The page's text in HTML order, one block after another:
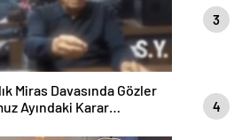
Miras Davasında Gözler
Ayındaki Karar
3
4